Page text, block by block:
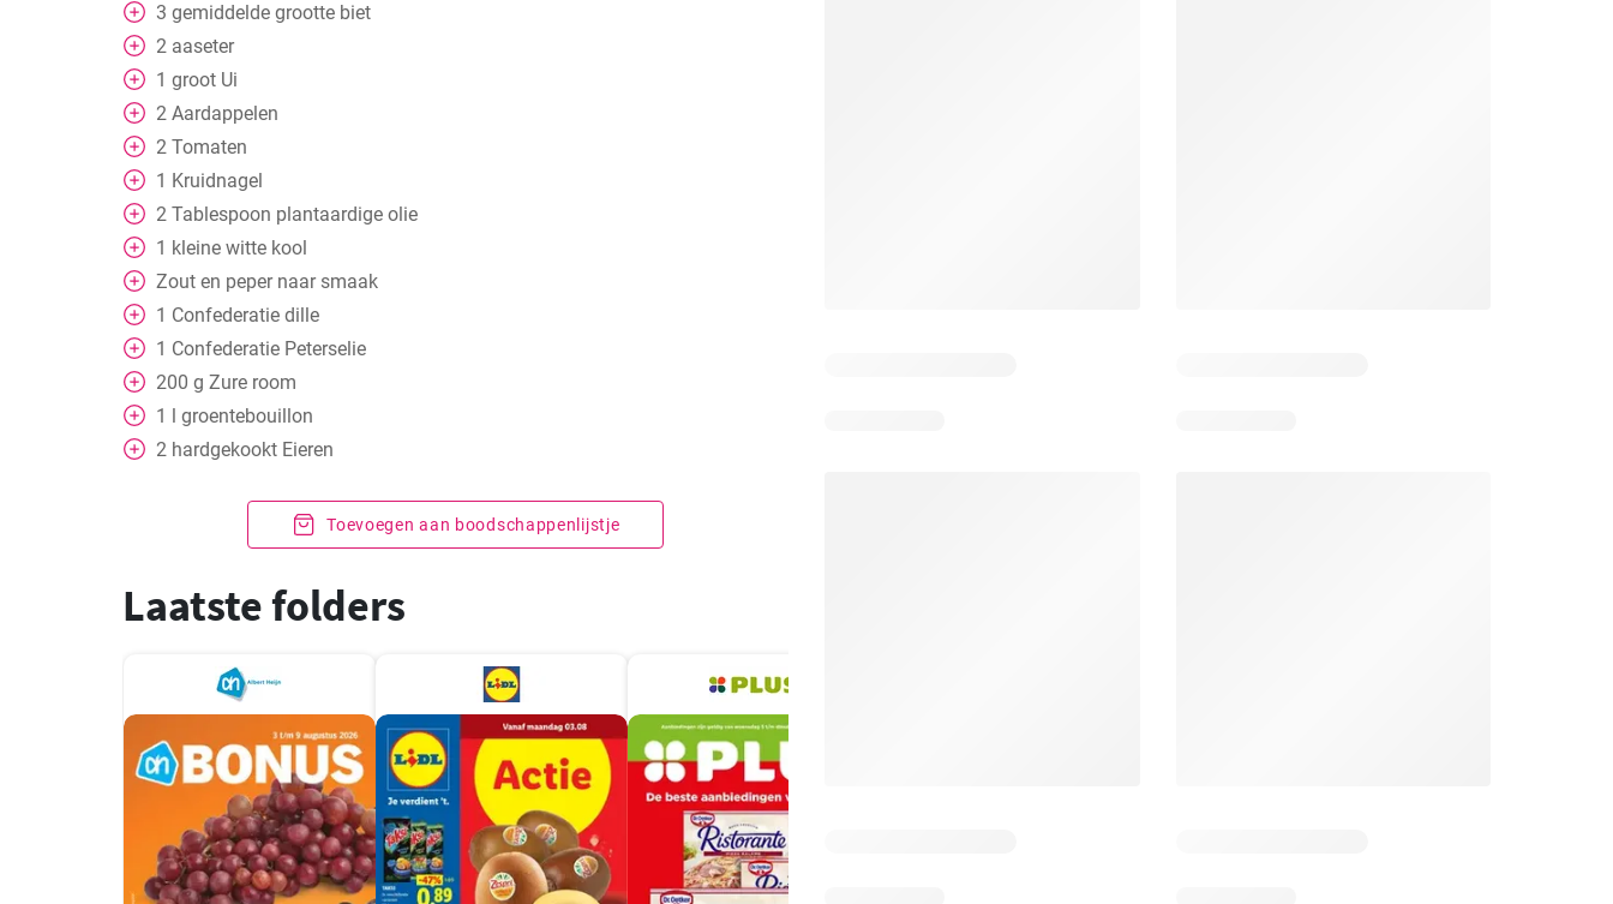
3 gemiddelde grootte biet
2 aaseter
1 groot Ui
2 Aardappelen
2 Tomaten
1 Kruidnagel
2 Tablespoon plantaardige olie
1 kleine witte kool
Zout en peper naar smaak
1 Confederatie dille
1 Confederatie Peterselie
200 g Zure room
1 l groentebouillon
2 hardgekookt Eieren
Toevoegen aan boodschappenlijstje
Laatste folders